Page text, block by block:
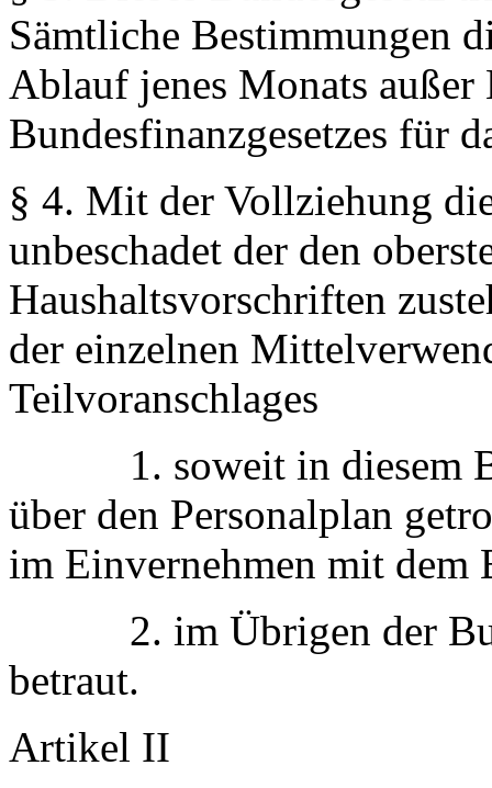
Sämtliche Bestimmungen
Ablauf jenes Monats
Bundesfinanzgesetzes für
§ 4. Mit der Vollziehung
unbeschadet der den
Haushaltsvorschriften
der einzelnen
Teilvoranschlages
1. soweit in diesem
über den Personalplan
im Einvernehmen mit dem
2. im Übrigen der
betraut.
Artikel II